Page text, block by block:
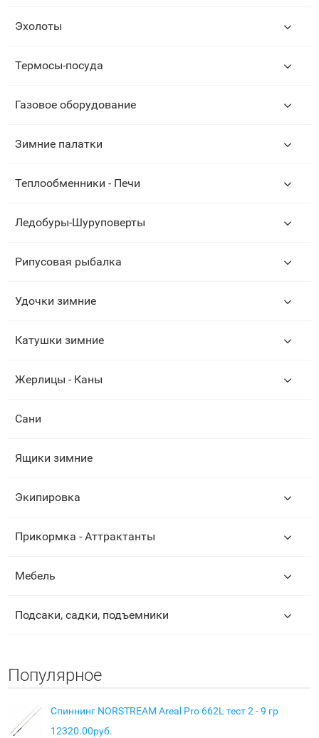
Эхолоты
Термосы-посуда
Газовое оборудование
Зимние палатки
Теплообменники - Печи
Ледобуры-Шуруповерты
Рипусовая рыбалка
Удочки зимние
Катушки зимние
Жерлицы - Каны
Сани
Ящики зимние
Экипировка
Прикормка - Аттрактанты
Мебель
Подсаки, садки, подъемники
Популярное
Спиннинг NORSTREAM Areal Pro 662L тест 2 - 9 гр
12320.00руб.